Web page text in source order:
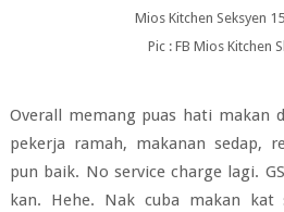
Mios Kitchen Seksyen
Pic : FB Mios Kitchen
Overall memang puas hati makan
pekerja ramah, makanan sedap,
pun baik. No service charge lagi.
kan. Hehe. Nak cuba makan